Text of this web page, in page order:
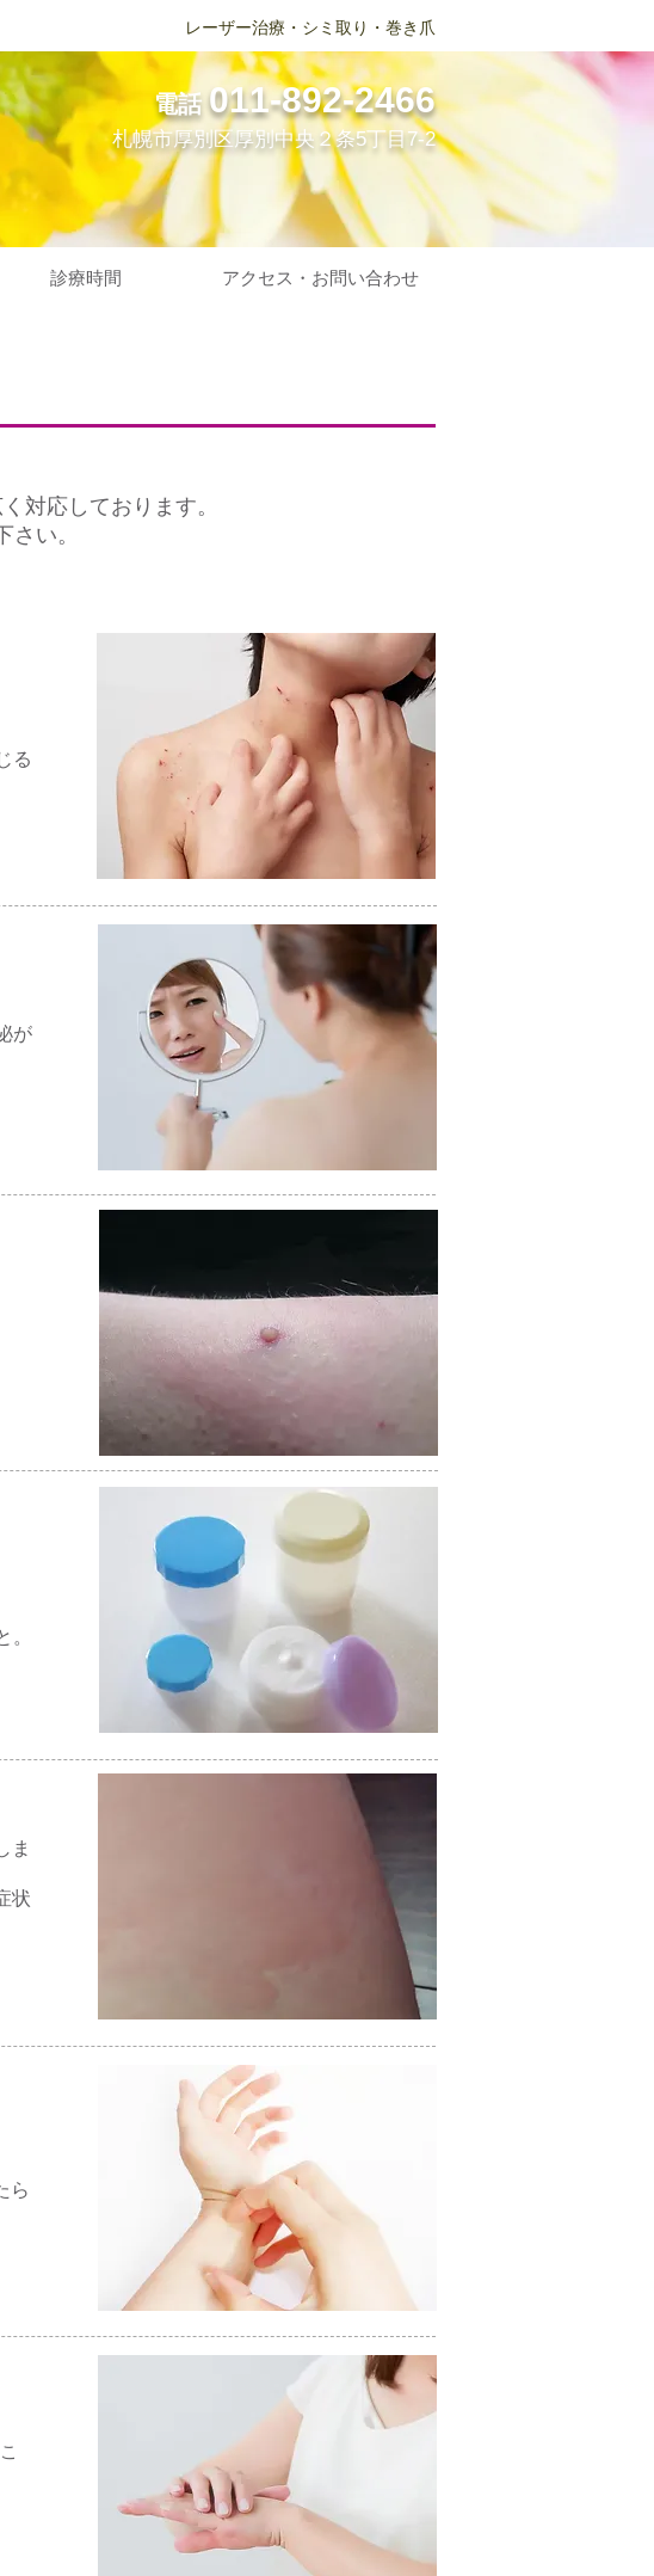
レーザー治療・シミ取り・巻き爪
電話 011-892-2466
札幌市厚別区厚別中央２条5丁目7-2
診療時間 アクセス・お問い合わせ
対応しております。
い。
る
が
ま
状
ら